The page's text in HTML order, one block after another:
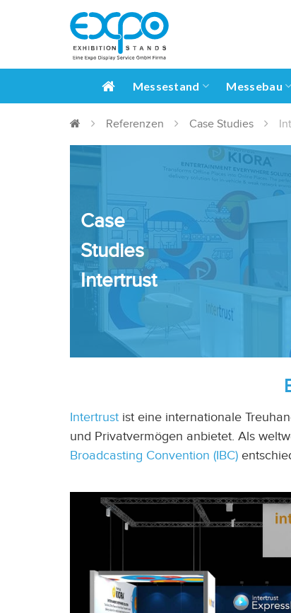
Messestand Messebau
Referenzen Case Studies
Case
Studies
Intertrust
Intertrust ist eine internationale
und Privatvermögen anbietet. Als
Broadcasting Convention (IBC)